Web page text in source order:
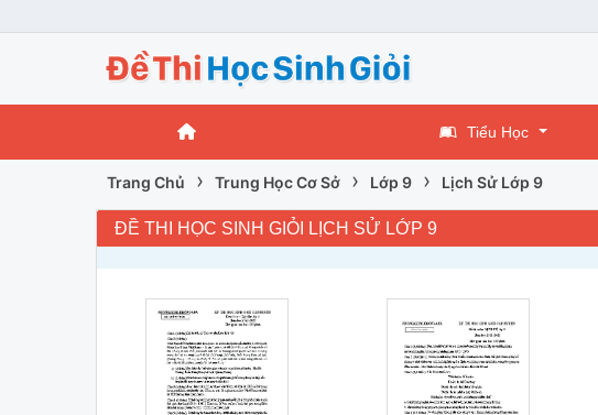
Tiểu Học
Trang Chủ › Trung Học Cơ Sở › Lớp 9 › Lịch Sử Lớp 9
ĐỀ THI HỌC SINH GIỎI LỊCH SỬ LỚP 9